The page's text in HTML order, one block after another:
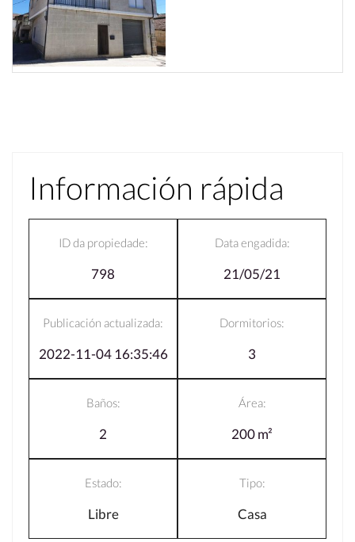
Información rápida
ID da propiedade:
798
Data engadida:
21/05/21
Publicación actualizada:
2022-11-04 16:35:46
Dormitorios:
3
Baños:
2
Área:
200 m²
Estado:
Libre
Tipo:
Casa